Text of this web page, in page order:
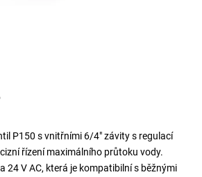
P150 s vnitřními 6/4" závity s regulací
řízení maximálního průtoku vody.
24 V AC, která je kompatibilní s běžnými